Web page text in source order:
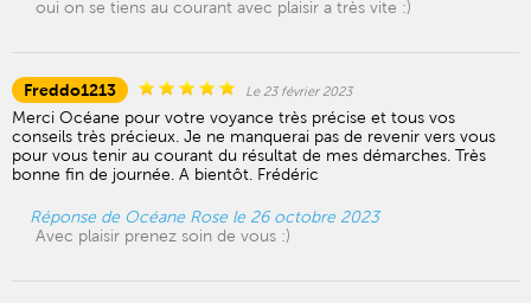
oui on se tiens au courant avec plaisir a très vite :)
Freddo1213 Le 23 février 2023
Merci Océane pour votre voyance très précise et tous vos
conseils très précieux. Je ne manquerai pas de revenir vers vous
pour vous tenir au courant du résultat de mes démarches. Très
bonne fin de journée. A bientôt. Frédéric
Réponse de Océane Rose le 26 octobre 2023
Avec plaisir prenez soin de vous :)